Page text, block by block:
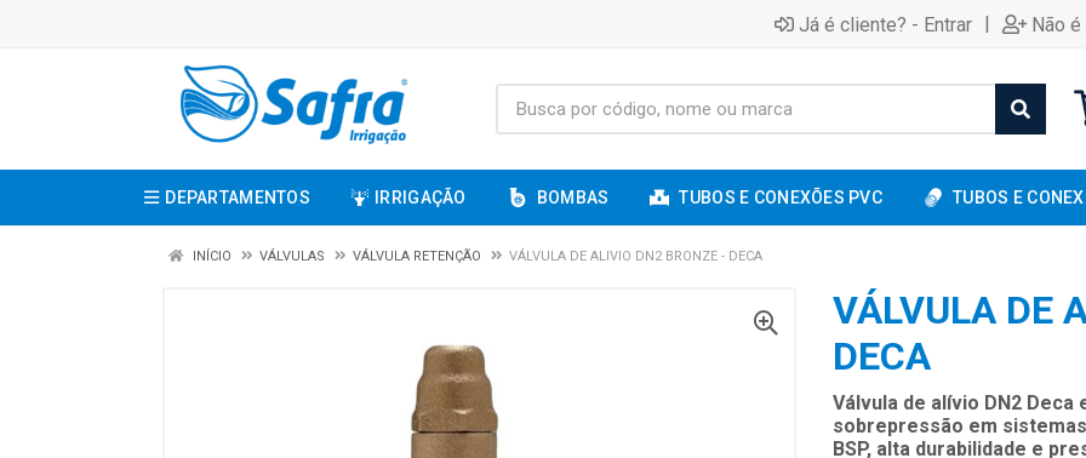
Já é cliente? - Entrar | Não
DEPARTAMENTOS IRRIGAÇÃO BOMBAS TUBOS E CONEXÕES PVC TUBOS E
INÍCIO VÁLVULAS VÁLVULA RETENÇÃO VÁLVULA DE ALIVIO DN2 BRONZE - DECA
VÁLVULA DE
DECA
Válvula de alívio DN2
sobrepressão em
BSP, alta durabilidade e